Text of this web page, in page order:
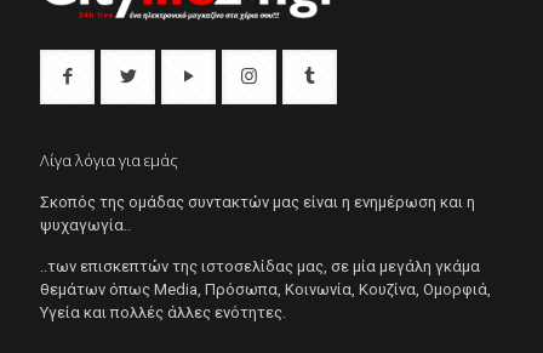
Λίγα λόγια για εμάς
Σκοπός της ομάδας συντακτών μας είναι η ενημέρωση και η
ψυχαγωγία..
..των επισκεπτών της ιστοσελίδας μας, σε μία μεγάλη γκάμα
θεμάτων όπως Μedia, Πρόσωπα, Κοινωνία, Κουζίνα, Ομορφιά,
Υγεία και πολλές άλλες ενότητες.